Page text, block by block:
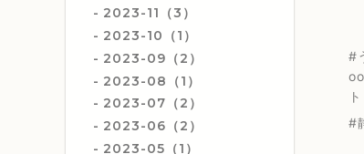
2023-11（3）
2023-10（1）
2023-09（2）
2023-08（1）
2023-07（2）
2023-06（2）
2023-05（1）
#
ト
#